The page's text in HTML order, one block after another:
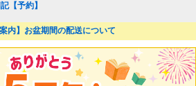
【予約】
案内】お盆期間の配送について